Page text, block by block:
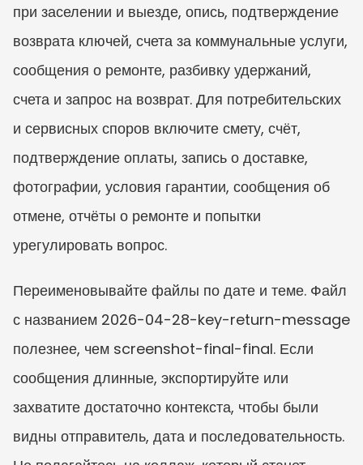
при заселении и выезде, опись, подтверждение
возврата ключей, счета за коммунальные услуги,
сообщения о ремонте, разбивку удержаний,
счета и запрос на возврат. Для потребительских
и сервисных споров включите смету, счёт,
подтверждение оплаты, запись о доставке,
фотографии, условия гарантии, сообщения об
отмене, отчёты о ремонте и попытки
урегулировать вопрос.
Переименовывайте файлы по дате и теме. Файл
с названием 2026-04-28-key-return-message
полезнее, чем screenshot-final-final. Если
сообщения длинные, экспортируйте или
захватите достаточно контекста, чтобы были
видны отправитель, дата и последовательность.